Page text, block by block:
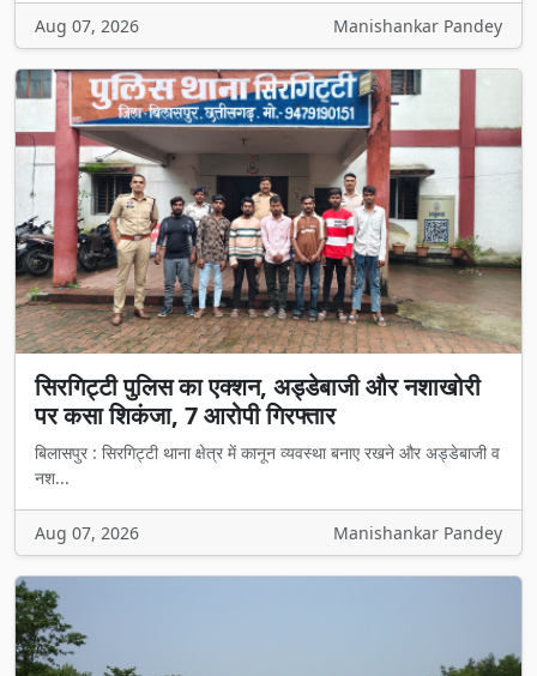
Aug 07, 2026 Manishankar Pandey
सिरगिट्टी पुलिस का एक्शन, अड्डेबाजी और नशाखोरी
पर कसा शिकंजा, 7 आरोपी गिरफ्तार
बिलासपुर : सिरगिट्टी थाना क्षेत्र में कानून व्यवस्था बनाए रखने और अड्डेबाजी व
नश...
Aug 07, 2026 Manishankar Pandey